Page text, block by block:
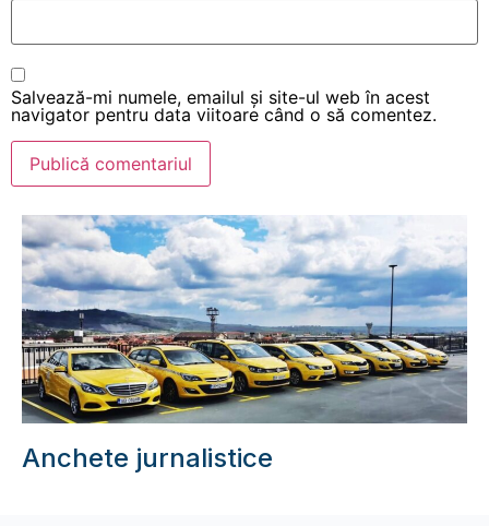
Salvează-mi numele, emailul și site-ul web în acest
navigator pentru data viitoare când o să comentez.
Anchete jurnalistice